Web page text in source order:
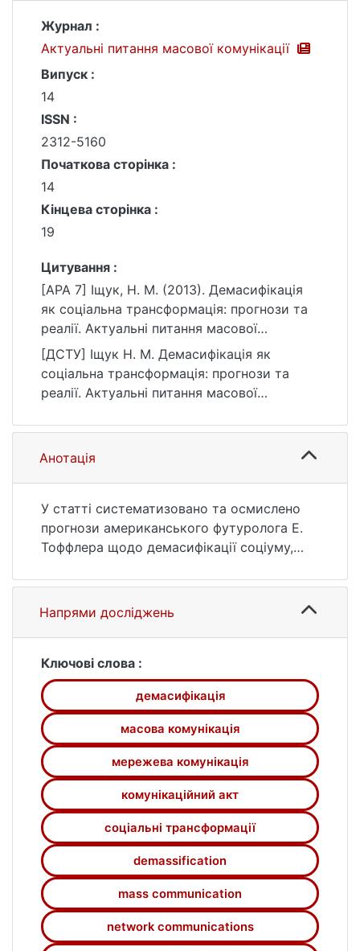
Журнал :
Актуальні питання масової комунікації
Випуск :
14
ISSN :
2312-5160
Початкова сторінка :
14
Кінцева сторінка :
19
Цитування :
[APA 7] Іщук, Н. М. (2013). Демасифікація
як соціальна трансформація: прогнози та
реалії. Актуальні питання масової
комунікації, (14), 14–19.
https://ir.library.knu.ua/handle/15071834/908
8
[ДСТУ] Іщук Н. М. Демасифікація як
соціальна трансформація: прогнози та
реалії. Актуальні питання масової
https://ir.library.knu.ua/handle/15071834/908
8 (дата звернення: 26.07.2026).
Анотація
У статті систематизовано та осмислено
прогнози американського футуролога Е.
Тоффлера щодо демасифікації соціуму,
традиційної та мережевої комунікацій, де
зміни у природі, формах і форматах
комунікації впливають на соціальні
Напрями досліджень
Ключові слова :
демасифікація
масова комунікація
мережева комунікація
комунікаційний акт
соціальні трансформації
demassification
mass communication
network communications